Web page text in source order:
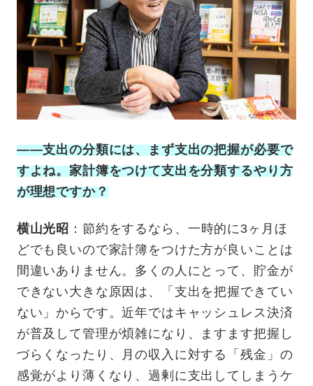
——支出の分類には、まず支出の把握が必要で
すよね。家計簿をつけて支出を分類するやり方
が理想ですか？
横山光昭 ：節約をするなら、一時的に3ヶ月ほ
どでも良いので家計簿をつけた方が良いことは
間違いありません。多くの人にとって、貯金が
できない大きな原因は、「支出を把握できてい
ない」からです。近年ではキャッシュレス決済
が普及して管理が煩雑になり、ますます把握し
づらくなったり、月の収入に対する「残金」の
感覚がより薄くなり、過剰に支出してしまうケ